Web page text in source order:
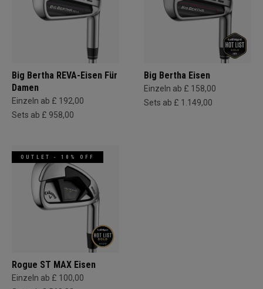
Big Bertha REVA-Eisen Für
Damen
Einzeln ab £ 192,00
Sets ab £ 958,00
Big Bertha Eisen
Einzeln ab £ 158,00
Sets ab £ 1.149,00
OUTLET - 10% OFF
Rogue ST MAX Eisen
Einzeln ab £ 100,00